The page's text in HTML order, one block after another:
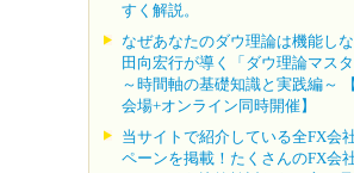
すく解説。
なぜあなたのダウ理論は機能し
田向宏行が導く「ダウ理論マスタ
～時間軸の基礎知識と実践編～
会場+オンライン同時開催】
当サイトで紹介している全FX会
ペーンを掲載！たくさんのFX会